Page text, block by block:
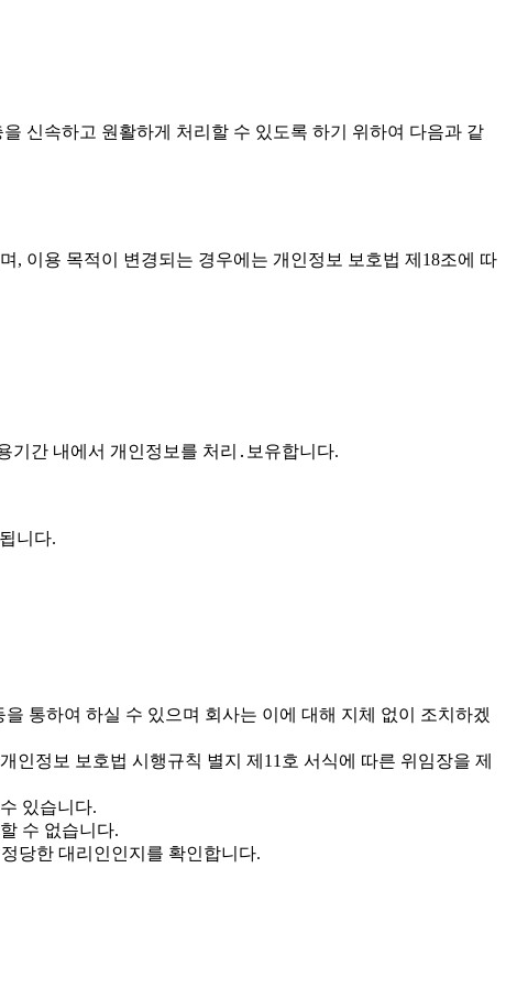
신속하고 원활하게 처리할 수 있도록 하기 위하여 다음과 같
, 이용 목적이 변경되는 경우에는 개인정보 보호법 제18조에 따
간 내에서 개인정보를 처리․보유합니다.
니다.
통하여 하실 수 있으며 회사는 이에 대해 지체 없이 조치하겠
정보 보호법 시행규칙 별지 제11호 서식에 따른 위임장을 제
있습니다.
수 없습니다.
당한 대리인인지를 확인합니다.